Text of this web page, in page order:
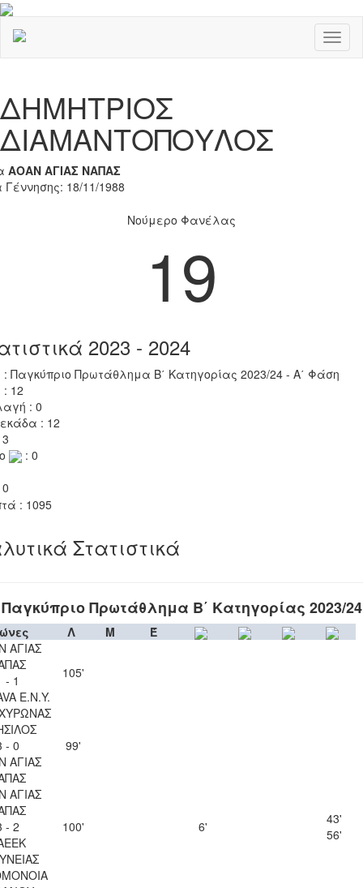
ΔΗΜΗΤΡΙΟΣ
ΔΙΑΜΑΝΤΟΠΟΥΛΟΣ
ΑΟΑΝ ΑΓΙΑΣ ΝΑΠΑΣ
Γέννησης: 18/11/1988
Νούμερο Φανέλας
19
2023 - 2024
: Παγκύπριο Πρωτάθλημα Β΄ Κατηγορίας 2023/24 - Α΄ Φάση
12
: 0
: 12
: 0
: 1095
Στατιστικά
Παγκύπριο Πρωτάθλημα Β΄ Κατηγορίας 2023/24
Λ Μ
Έ
ΑΓΙΑΣ
- 1
Ε.Ν.Y.
105'
- 0
ΑΓΙΑΣ
99'
ΑΓΙΑΣ
- 2
100' 6'
43'
56'